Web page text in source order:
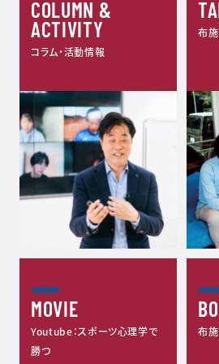
COLUMN &
ACTIVITY
コラム・活動情報
布
MOVIE
Youtube：スポーツ心理学で
勝つ
布